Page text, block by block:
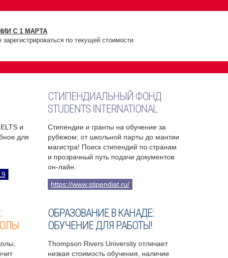
С 1 МАРТА
по текущей стоимости
и
для
СТИПЕНДИАЛЬНЫЙ ФОНД
STUDENTS INTERNATIONAL
Стипендии и гранты на обучение за
рубежом: от школьной парты до мантии
магистра! Поиск стипендий по странам
и прозрачный путь подачи документов
он-лайн.
https://www.stipendiat.ru/
ОБРАЗОВАНИЕ В КАНАДЕ:
ОБУЧЕНИЕ ДЛЯ РАБОТЫ!
Thompson Rivers University отличает
низкая стоимость обучения, наличие